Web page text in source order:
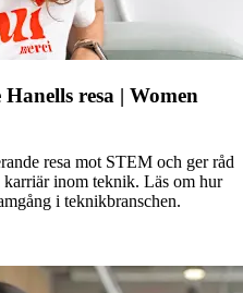
resa | Women
resa mot STEM och ger råd
inom teknik. Läs om hur
i teknikbranschen.